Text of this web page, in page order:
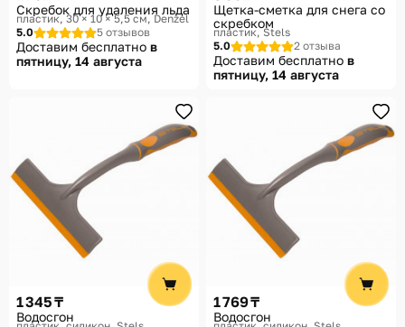
Скребок для удаления льда
пластик, 30 × 10 × 5,5 см Denzel
5.0
5 отзывов
Доставим бесплатно в
пятницу, 14 августа
Щетка-сметка для снега со
скребком
пластик Stels
5.0
2 отзыва
Доставим бесплатно в
пятницу, 14 августа
1 345 ₸
Водосгон
1 769 ₸
Водосгон